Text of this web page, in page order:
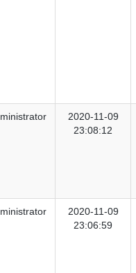
2020-11-09
23:08:12
2020-11-09
23:06:59